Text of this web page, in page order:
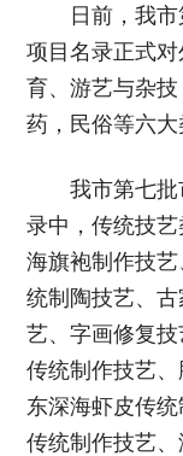
日前，我
项目名录正式
育、游艺与杂
药，民俗等六大
我市第七
录中，传统技
海旗袍制作技
统制陶技艺、
艺、字画修复
传统制作技艺
东深海虾皮传
传统制作技艺